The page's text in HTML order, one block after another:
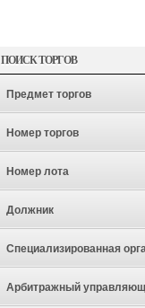
ПОИСК ТОРГОВ
Предмет торгов
Номер торгов
Номер лота
Должник
Специализированная
Арбитражный